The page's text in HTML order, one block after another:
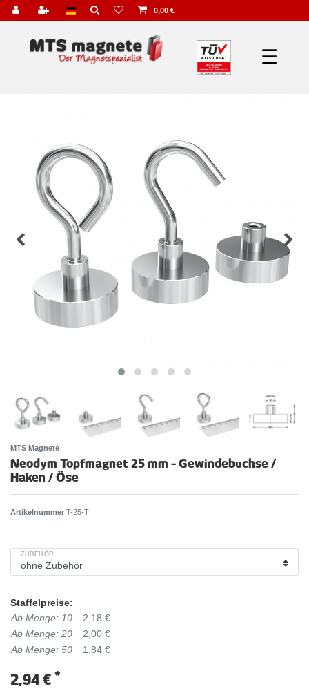
0,00 €
☰
MTS Magnete
Neodym Topfmagnet 25 mm - Gewindebuchse /
Haken / Öse
Artikelnummer T-25-TI
ZUBEHÖR
Staffelpreise:
Ab Menge: 10
2,18 €
Ab Menge: 20
2,00 €
Ab Menge: 50
1,84 €
2,94 € *